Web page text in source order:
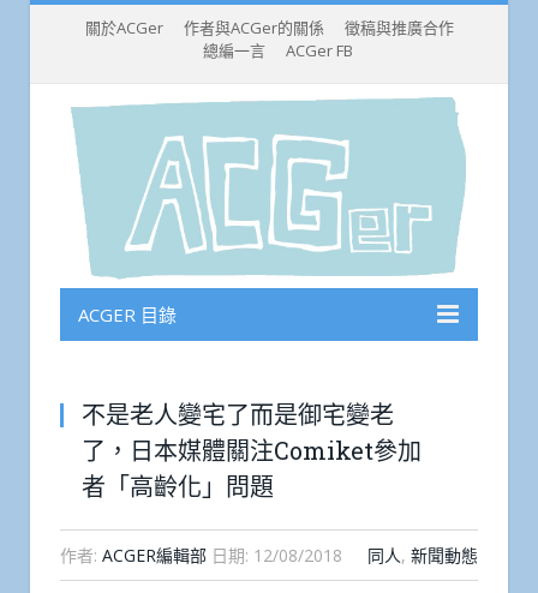
關於ACGer 作者與ACGer的關係
徵稿與推廣合作
總編一言
ACGer FB
ACGER 目錄
不是老人變宅了而是御宅變老
了，日本媒體關注Comiket參加
者「高齡化」問題
作者: ACGER編輯部 日期: 12/08/2018 同人, 新聞動態